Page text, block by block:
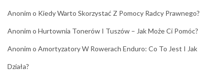
Anonim o Kiedy Warto Skorzystać Z Pomocy Radcy Prawnego?
Anonim o Hurtownia Tonerów I Tuszów – Jak Może Ci Pomóc?
Anonim o Amortyzatory W Rowerach Enduro: Co To Jest I Jak
Działa?